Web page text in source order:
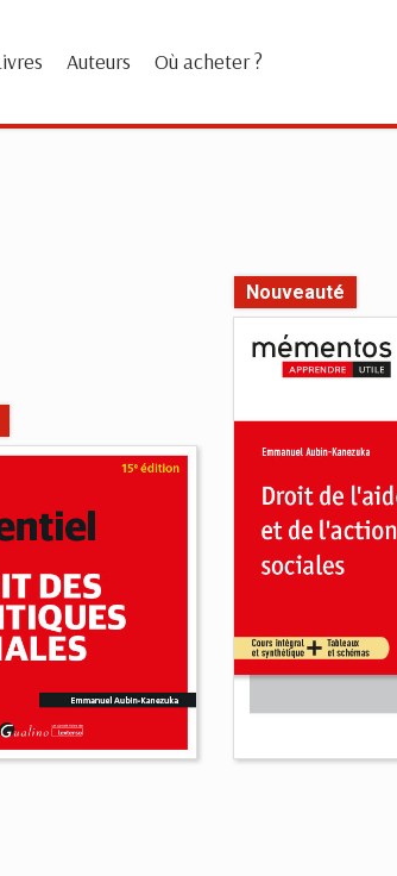
Auteurs Où acheter ?
Nouveauté